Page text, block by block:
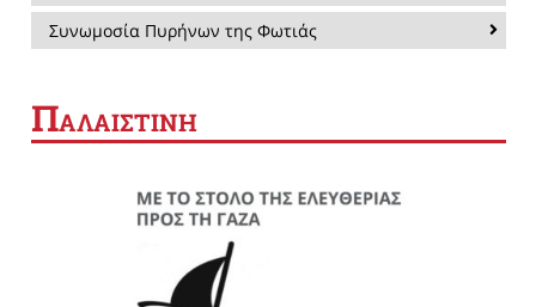
Συνωμοσία Πυρήνων της Φωτιάς
ΠΑΛΑΙΣΤΙΝΗ